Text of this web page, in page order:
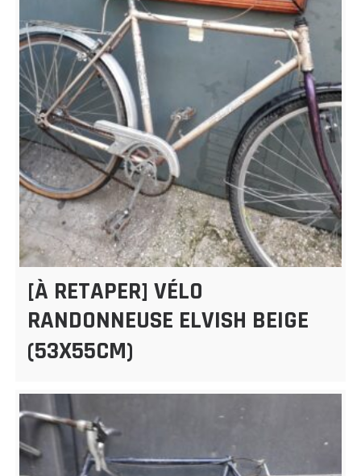
[À RETAPER] VÉLO
RANDONNEUSE ELVISH BEIGE
(53X55CM)